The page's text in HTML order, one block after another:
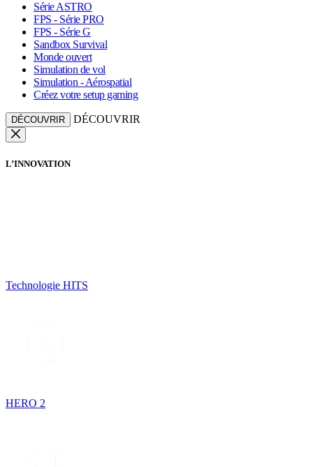
Série ASTRO
FPS - Série PRO
FPS - Série G
Sandbox Survival
Monde ouvert
Simulation de vol
Simulation - Aérospatial
Créez votre setup gaming
DÉCOUVRIR DÉCOUVRIR
L’INNOVATION
Technologie HITS
HERO 2